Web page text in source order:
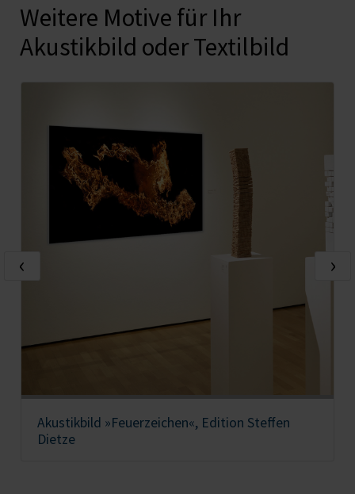
Weitere Motive für Ihr
Akustikbild oder Textilbild
Akustikbild »Feuerzeichen«, Edition Steffen
Dietze
‹ ›